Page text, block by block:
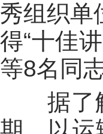
秀组织单
得“十佳
等8名同
据了